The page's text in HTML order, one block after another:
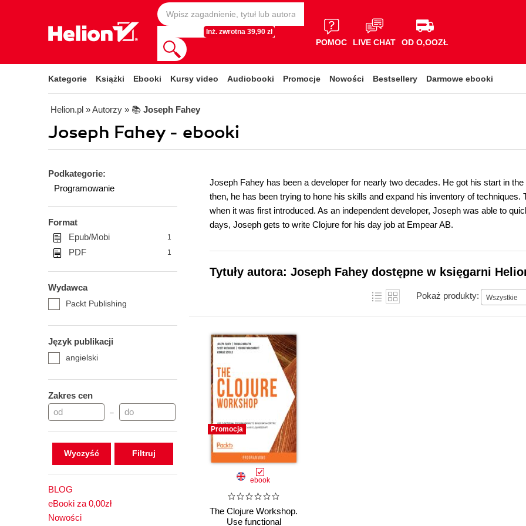
Inż. zwrotna 39,90 zł
POMOC LIVE CHAT OD O,OOZŁ
Kategorie Książki Ebooki Kursy video Audiobooki Promocje Nowości Bestsellery Darmowe ebooki
Helion.pl » Autorzy » 📚 Joseph Fahey
Joseph Fahey - ebooki
Podkategorie:
Programowanie
Format
Epub/Mobi
1
PDF 1
Wydawca
Packt Publishing
Język publikacji
angielski
Zakres cen
–
Wyczyść
BLOG
eBooki za 0,00zł
Nowości
Joseph Fahey has been a developer for nearly two decades. He got his start in
then, he has been trying to hone his skills and expand his inventory of
when it was first introduced. As an independent developer, Joseph was able to
days, Joseph gets to write Clojure for his day job at Empear AB.
Tytuły autora: Joseph Fahey dostępne w księgarni
Pokaż produkty: Wszystkie
Promocja
ebook
The Clojure Workshop.
Use functional